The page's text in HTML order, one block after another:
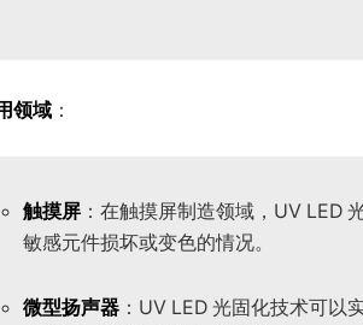
领域 ：
触摸屏 ：在触摸屏制造领域，UV LED
敏感元件损坏或变色的情况。
微型扬声器 ：UV LED 光固化技术可